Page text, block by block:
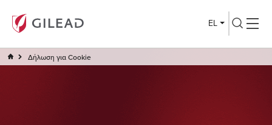
EL
Δήλωση για Cookie